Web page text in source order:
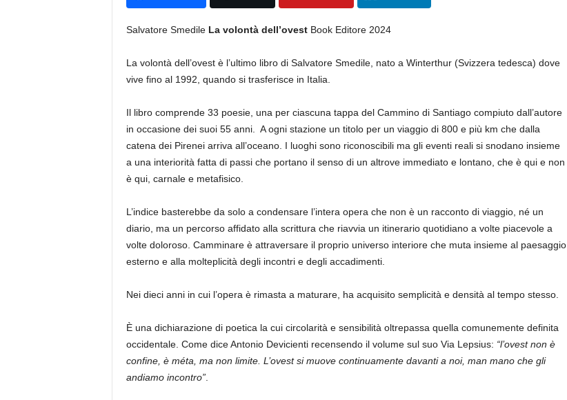
Salvatore Smedile La volontà dell’ovestBook Editore 2024
La volontà dell’ovest è l’ultimo libro di Salvatore Smedile, nato a Winterthur (Svizzera tedesca) dove
vive fino al 1992, quando si trasferisce in Italia.
Il libro comprende 33 poesie, una per ciascuna tappa del Cammino di Santiago compiuto dall’autore
in occasione dei suoi 55 anni. A ogni stazione un titolo per un viaggio di 800 e più km che dalla
catena dei Pirenei arriva all’oceano. I luoghi sono riconoscibili ma gli eventi reali si snodano insieme
a una interiorità fatta di passi che portano il senso di un altrove immediato e lontano, che è qui e non
è qui, carnale e metafisico.
L’indice basterebbe da solo a condensare l’intera opera che non è un racconto di viaggio, né un
diario, ma un percorso affidato alla scrittura che riavvia un itinerario quotidiano a volte piacevole a
volte doloroso. Camminare è attraversare il proprio universo interiore che muta insieme al paesaggio
esterno e alla molteplicità degli incontri e degli accadimenti.
Nei dieci anni in cui l’opera è rimasta a maturare, ha acquisito semplicità e densità al tempo stesso.
È una dichiarazione di poetica la cui circolarità e sensibilità oltrepassa quella comunemente definita
occidentale. Come dice Antonio Devicienti recensendo il volume sul suo Via Lepsius: “l’ovest non è
confine, è méta, ma non limite. L’ovest si muove continuamente davanti a noi, man mano che gli
andiamo incontro”.